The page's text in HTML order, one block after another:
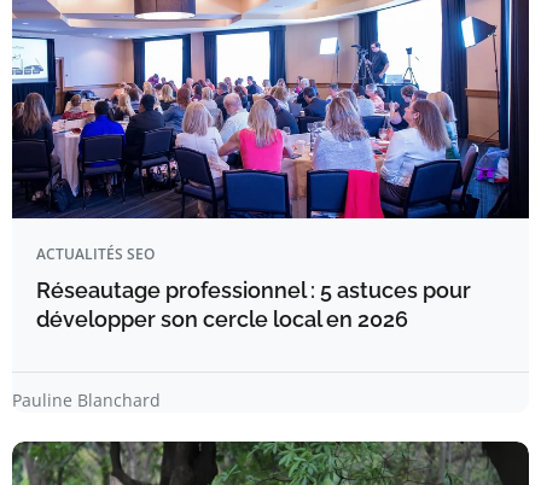
ACTUALITÉS SEO
Réseautage professionnel : 5 astuces pour
développer son cercle local en 2026
Pauline Blanchard